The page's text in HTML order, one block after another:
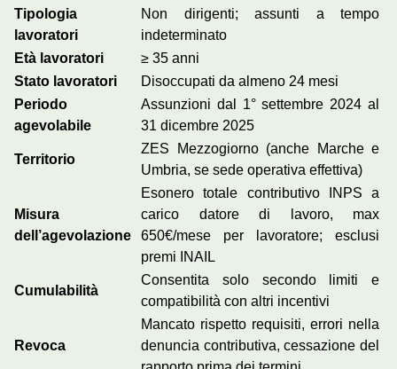
Tipologia
lavoratori
Non dirigenti; assunti a tempo
indeterminato
Età lavoratori
≥ 35 anni
Stato lavoratori
Disoccupati da almeno 24 mesi
Periodo
agevolabile
Assunzioni dal 1° settembre 2024 al
31 dicembre 2025
Territorio
ZES Mezzogiorno (anche Marche e
Umbria, se sede operativa effettiva)
Misura
dell’agevolazione
Esonero totale contributivo INPS a
carico datore di lavoro, max
650€/mese per lavoratore; esclusi
premi INAIL
Cumulabilità
Consentita solo secondo limiti e
compatibilità con altri incentivi
Revoca
Mancato rispetto requisiti, errori nella
denuncia contributiva, cessazione del